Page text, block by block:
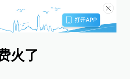
火了